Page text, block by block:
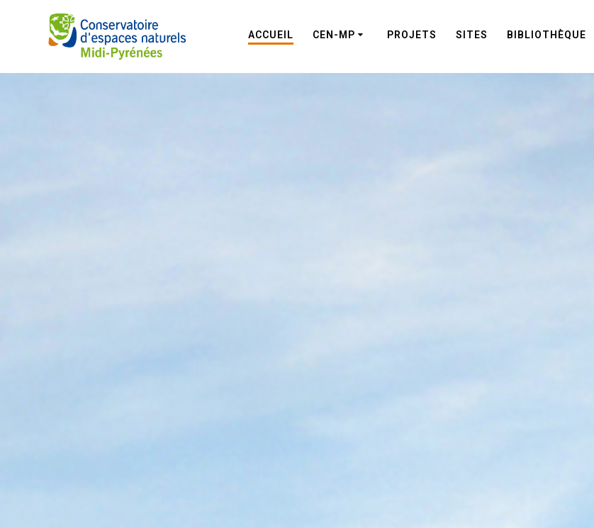
ACCUEIL CEN-MP PROJETS SITES BIBLIOTHÈQUE